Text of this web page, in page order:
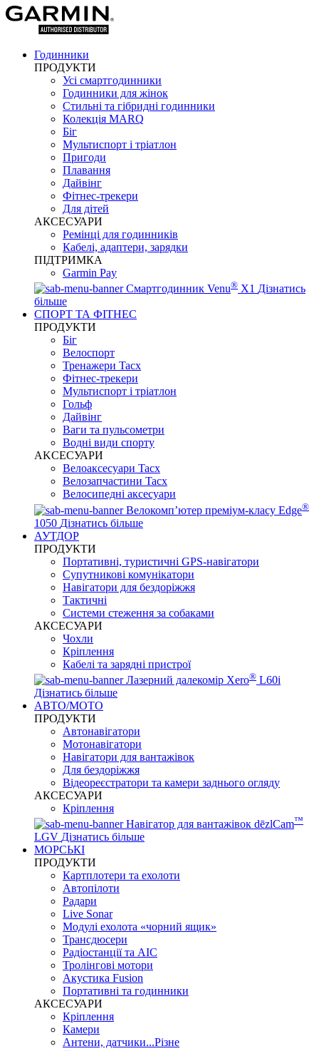
Годинники
ПРОДУКТИ
Усі смартгодинники
Годинники для жінок
Стильні та гібридні годинники
Колекція MARQ
Біг
Мультиспорт і тріатлон
Пригоди
Плавання
Дайвінг
Фітнес-трекери
Для дітей
АКСЕСУАРИ
Ремінці для годинників
Кабелі, адаптери, зарядки
ПІДТРИМКА
Garmin Pay
Смартгодинник Venu® X1 Дізнатись
більше
СПОРТ ТА ФІТНЕС
ПРОДУКТИ
Біг
Велоспорт
Тренажери Tacx
Фітнес-трекери
Мультиспорт і тріатлон
Гольф
Дайвінг
Ваги та пульсометри
Водні види спорту
AKCЕСУАРИ
Велоаксесуари Tacx
Велозапчастини Tacx
Велосипедні аксесуари
Велокомп’ютер преміум-класу Edge®
1050 Дізнатись більше
АУТДОР
ПРОДУКТИ
Портативні, туристичні GPS-навігатори
Супутникові комунікатори
Навігатори для бездоріжжя
Тактичні
Системи стеження за собаками
АКСЕСУАРИ
Чохли
Кріплення
Кабелі та зарядні пристрої
Лазерний далекомір Xero® L60i
Дізнатись більше
АВТО/МОТО
ПРОДУКТИ
Автонавігатори
Мотонавігатори
Навігатори для вантажівок
Для бездоріжжя
Відеореєстратори та камери заднього огляду
АКСЕСУАРИ
Кріплення
Навігатор для вантажівок dēzlCam™
LGV Дізнатись більше
МОРСЬКІ
ПРОДУКТИ
Картплотери та ехолоти
Автопілоти
Радари
Live Sonar
Модулі ехолота «чорний ящик»
Трансдюсери
Радіостанції та АІС
Тролінгові мотори
Акустика Fusion
Портативні та годинники
АКСЕСУАРИ
Кріплення
Камери
Антени, датчики...Різне